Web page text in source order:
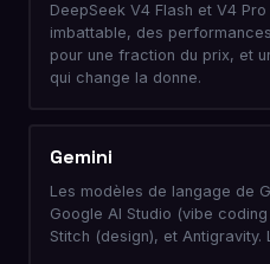
DeepSeek V4 Flash et V4
imbattable, des
pour une fraction du prix, et
qui change la donne.
Gemini
Les modèles de langage de
Google AI Studio (vibe
Stitch (design), et Antigravity.